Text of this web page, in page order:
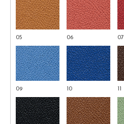
05 06 07
09 10 11